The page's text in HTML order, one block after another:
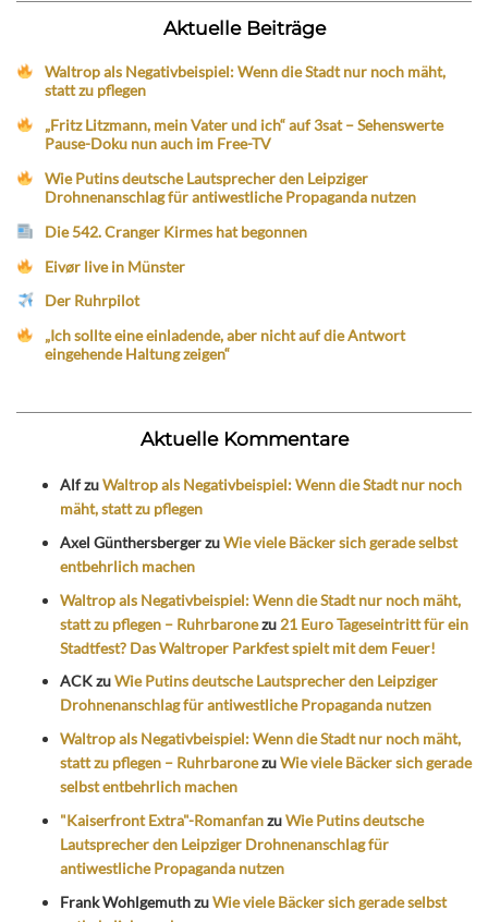
Aktuelle Beiträge
Waltrop als Negativbeispiel: Wenn die Stadt nur noch mäht,
statt zu pflegen
„Fritz Litzmann, mein Vater und ich“ auf 3sat – Sehenswerte
Pause-Doku nun auch im Free-TV
Wie Putins deutsche Lautsprecher den Leipziger
Drohnenanschlag für antiwestliche Propaganda nutzen
Die 542. Cranger Kirmes hat begonnen
Eivør live in Münster
Der Ruhrpilot
„Ich sollte eine einladende, aber nicht auf die Antwort
eingehende Haltung zeigen“
Aktuelle Kommentare
AlfzuWaltrop als Negativbeispiel: Wenn die Stadt nur noch
mäht, statt zu pflegen
Axel GünthersbergerzuWie viele Bäcker sich gerade selbst
entbehrlich machen
Waltrop als Negativbeispiel: Wenn die Stadt nur noch mäht,
statt zu pflegen – Ruhrbaronezu 21 Euro Tageseintritt für ein
Stadtfest? Das Waltroper Parkfest spielt mit dem Feuer!
ACKzuWie Putins deutsche Lautsprecher den Leipziger
Drohnenanschlag für antiwestliche Propaganda nutzen
Waltrop als Negativbeispiel: Wenn die Stadt nur noch mäht,
statt zu pflegen – RuhrbaronezuWie viele Bäcker sich gerade
selbst entbehrlich machen
"Kaiserfront Extra"-RomanfanzuWie Putins deutsche
Lautsprecher den Leipziger Drohnenanschlag für
antiwestliche Propaganda nutzen
Frank WohlgemuthzuWie viele Bäcker sich gerade selbst